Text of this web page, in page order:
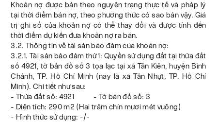
Khoản nợ được bán theo nguyên trạng thực tế và pháp lý
tại thời điểm bán nợ, theo phương thức có sao bán vậy. Giá
trị ghi sổ của khoản nợ có thể thay đổi và được tính đến
thời điểm dự kiến đưa khoản nợ ra bán.
3.2. Thông tin về tài sản bảo đảm của khoản nợ:
3.2.1. Tài sản bảo đảm thứ 1: Quyền sử dụng đất tại thửa đất
số 4921, tờ bản đồ số 3 tọa lạc tại xã Tân Kiên, huyện Bình
Chánh, TP. Hồ Chí Minh (nay là xã Tân Nhựt, TP. Hồ Chí
Minh). Chi tiết như sau:
- Thửa đất số: 4921 - Tờ bản đồ số: 3
- Diện tích: 290 m2 (Hai trăm chín mươi mét vuông)
- Hình thức sử dụng: -/-